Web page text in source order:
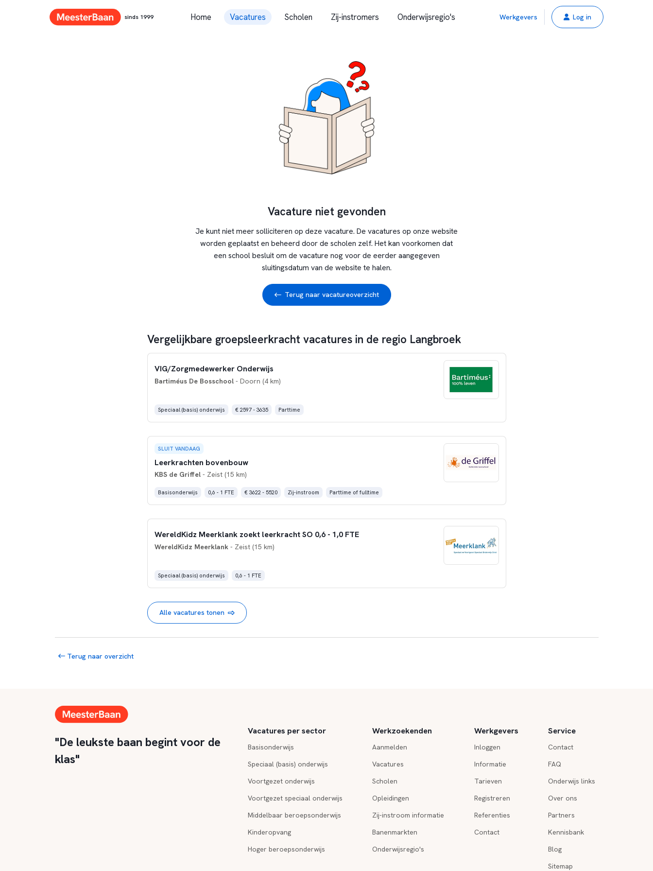
sinds 1999 Home Vacatures Scholen Zij-instromers Onderwijsregio's Werkgevers Log in
Vacature niet gevonden
Je kunt niet meer solliciteren op deze vacature. De vacatures op onze website
worden geplaatst en beheerd door de scholen zelf. Het kan voorkomen dat
een school besluit om de vacature nog voor de eerder aangegeven
sluitingsdatum van de website te halen.
Terug naar vacatureoverzicht
Vergelijkbare groepsleerkracht vacatures in de regio Langbroek
VIG/Zorgmedewerker Onderwijs
Bartiméus De Bosschool- Doorn (4 km)
Speciaal (basis) onderwijs € 2597 - 3635 Parttime
SLUIT VANDAAG
Leerkrachten bovenbouw
KBS de Griffel- Zeist (15 km)
Basisonderwijs 0,6 - 1 FTE € 3622 - 5520 Zij-instroom Parttime of fulltime
WereldKidz Meerklank zoekt leerkracht SO 0,6 - 1,0 FTE
WereldKidz Meerklank - Zeist (15 km)
Speciaal (basis) onderwijs 0,6 - 1 FTE
Alle vacatures tonen
Terug naar overzicht
"De leukste baan begint voor de
klas"
Vacatures per sector
Basisonderwijs
Speciaal (basis) onderwijs
Voortgezet onderwijs
Voortgezet speciaal onderwijs
Middelbaar beroepsonderwijs
Kinderopvang
Hoger beroepsonderwijs
Werkzoekenden
Aanmelden
Vacatures
Scholen
Opleidingen
Zij-instroom informatie
Banenmarkten
Onderwijsregio's
Werkgevers
Inloggen
Informatie
Tarieven
Registreren
Referenties
Contact
Service
Contact
FAQ
Onderwijs links
Over ons
Partners
Kennisbank
Blog
Sitemap